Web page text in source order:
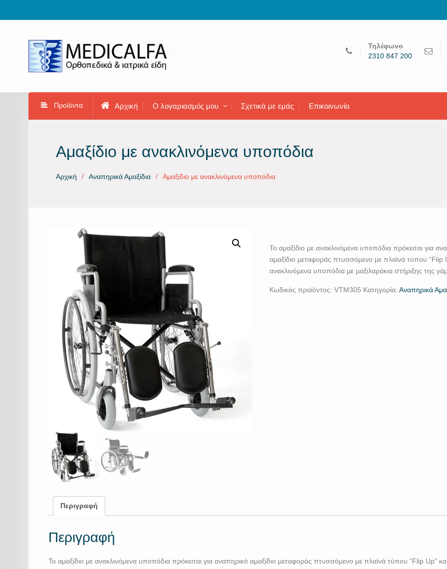
Τηλέφωνο
2310 847 200
Προϊόντα Αρχική Ο λογαριασμός μου Σχετικά με εμάς Επικοινωνία
Αμαξίδιο με ανακλινόμενα υποπόδια
Αρχική Αναπηρικά Αμαξίδια Αμαξίδιο με ανακλινόμενα υποπόδια
Το αμαξίδιο με ανακλινόμενα υποπόδια πρόκειται για
αµαξίδιο µεταφοράς πτυσσόµενο με πλαϊνά τύπου “Flip
ανακλινόµενα υποπόδια µε µαξιλαράκια στήριξης της
Κωδικός προϊόντος:VTM305 Κατηγορία:Αναπηρικά
Περιγραφή
Περιγραφή
Το αμαξίδιο με ανακλινόμενα υποπόδια πρόκειται για αναπηρικό αµαξίδιο µεταφοράς πτυσσόµενο με πλαϊνά τύπου “Flip Up”